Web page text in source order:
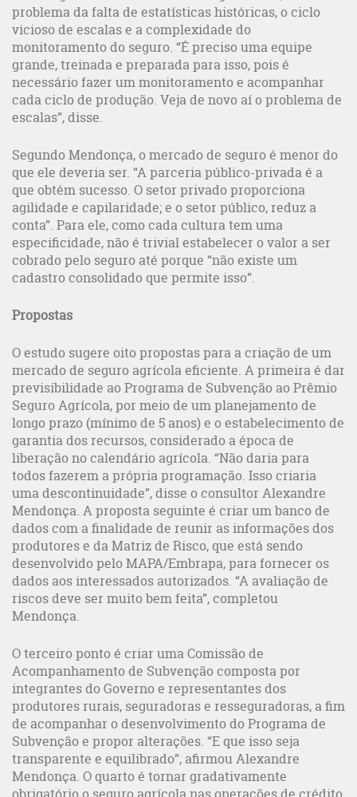
problema da falta de estatísticas históricas, o ciclo
vicioso de escalas e a complexidade do
monitoramento do seguro. “É preciso uma equipe
grande, treinada e preparada para isso, pois é
necessário fazer um monitoramento e acompanhar
cada ciclo de produção. Veja de novo aí o problema de
escalas”, disse.
Segundo Mendonça, o mercado de seguro é menor do
que ele deveria ser. “A parceria público-privada é a
que obtém sucesso. O setor privado proporciona
agilidade e capilaridade; e o setor público, reduz a
conta”. Para ele, como cada cultura tem uma
especificidade, não é trivial estabelecer o valor a ser
cobrado pelo seguro até porque “não existe um
cadastro consolidado que permite isso”.
Propostas
O estudo sugere oito propostas para a criação de um
mercado de seguro agrícola eficiente. A primeira é dar
previsibilidade ao Programa de Subvenção ao Prêmio
Seguro Agrícola, por meio de um planejamento de
longo prazo (mínimo de 5 anos) e o estabelecimento de
garantia dos recursos, considerado a época de
liberação no calendário agrícola. “Não daria para
todos fazerem a própria programação. Isso criaria
uma descontinuidade”, disse o consultor Alexandre
Mendonça. A proposta seguinte é criar um banco de
dados com a finalidade de reunir as informações dos
produtores e da Matriz de Risco, que está sendo
desenvolvido pelo MAPA/Embrapa, para fornecer os
dados aos interessados autorizados. “A avaliação de
riscos deve ser muito bem feita”, completou
Mendonça.
O terceiro ponto é criar uma Comissão de
Acompanhamento de Subvenção composta por
integrantes do Governo e representantes dos
produtores rurais, seguradoras e resseguradoras, a fim
de acompanhar o desenvolvimento do Programa de
Subvenção e propor alterações. “E que isso seja
transparente e equilibrado”, afirmou Alexandre
Mendonça. O quarto é tornar gradativamente